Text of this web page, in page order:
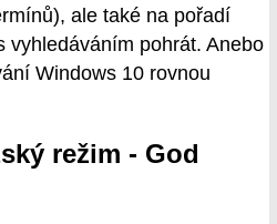
ale také na pořadí
vyhledáváním pohrát. Anebo
Windows 10 rovnou
režim - God